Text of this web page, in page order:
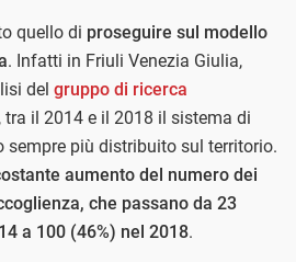
quello di proseguire sul modello
. Infatti in Friuli Venezia Giulia,
del gruppo di ricerca
, tra il 2014 e il 2018 il sistema di
sempre più distribuito sul territorio.
aumento del numero dei
che passano da 23
a 100 (46%) nel 2018.